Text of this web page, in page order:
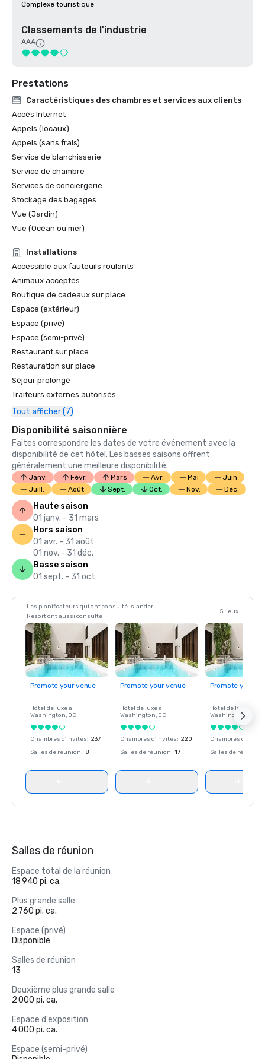
Complexe touristique
Classements de l'industrie
AAA
Prestations
Caractéristiques des chambres et services aux clients
Accès Internet
Appels (locaux)
Appels (sans frais)
Service de blanchisserie
Service de chambre
Services de conciergerie
Stockage des bagages
Vue (Jardin)
Vue (Océan ou mer)
Installations
Accessible aux fauteuils roulants
Animaux acceptés
Boutique de cadeaux sur place
Espace (extérieur)
Espace (privé)
Espace (semi-privé)
Restaurant sur place
Restauration sur place
Séjour prolongé
Traiteurs externes autorisés
Tout afficher (7)
Disponibilité saisonnière
Faites correspondre les dates de votre événement avec la
disponibilité de cet hôtel. Les basses saisons offrent
généralement une meilleure disponibilité.
Janv. Févr. Mars Avr. Mai
Juin
Juill.
Août Sept. Oct. Nov. Déc.
Haute saison
01 janv. - 31 mars
Hors saison
01 avr. - 31 août
01 nov. - 31 déc.
Basse saison
01 sept. - 31 oct.
Les planificateurs qui ont consulté Islander
Resort ont aussi consulté
5 lieux
Promote your venue
Hôtel de luxe à
Washington, DC
Chambres d'invités: 237
Salles de réunion: 8
Promote your venue
Hôtel de luxe à
Washington, DC
Chambres d'invités: 220
Salles de réunion: 17
Promote your
Hôtel de luxe à
Washington
Chambres
Salles de réunion
Salles de réunion
Espace total de la réunion
18 940 pi. ca.
Plus grande salle
2 760 pi. ca.
Espace (privé)
Disponible
Salles de réunion
13
Deuxième plus grande salle
2 000 pi. ca.
Espace d'exposition
4 000 pi. ca.
Espace (semi-privé)